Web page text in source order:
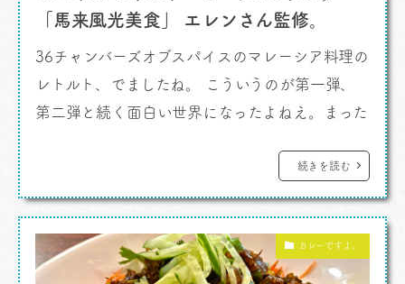
「馬来風光美食」 エレンさん監修。
36チャンバーズオブスパイスのマレーシア料理の
レトルト、でましたね。 こういうのが第一弾、
第二弾と続く面白い世界になったよねえ。まった
カレーですよ。 荻窪、青梅街道の荻窪駅手
前の跨線橋のたもと。坂道の途中にマレーシアの
あそこは。そう呼ぶにふさわしいんです […]
続きを読む
カレーですよ。